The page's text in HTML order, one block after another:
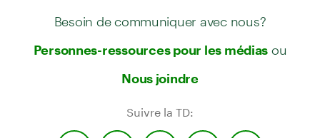
Besoin de communiquer avec nous?
Personnes-ressources pour les médias ou
Nous joindre
Suivre la TD: